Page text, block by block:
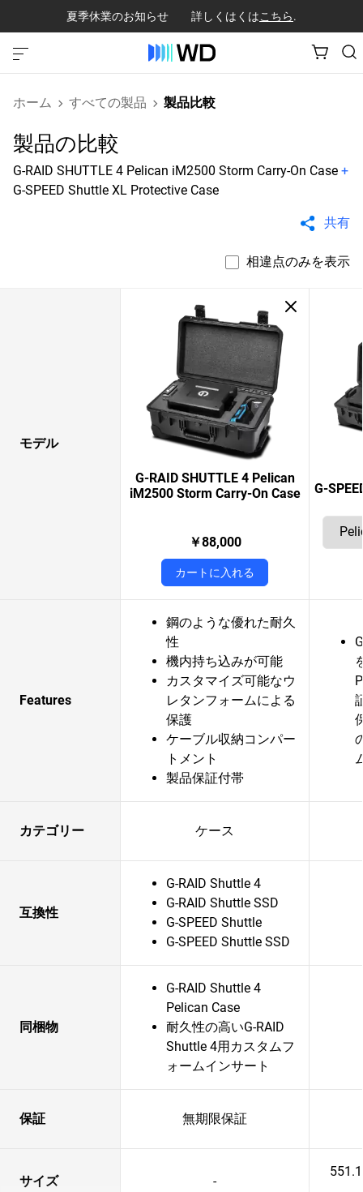
夏季休業のお知らせ 詳しくはくはこちら.
ホーム すべての製品 製品比較
製品の比較
G-RAID SHUTTLE 4 Pelican iM2500 Storm Carry-On Case +
G-SPEED Shuttle XL Protective Case
共有
相違点のみを表示
モデル
G-RAID SHUTTLE 4 Pelican
iM2500 Storm Carry-On Case
￥88,000
カートに入れる
G-
Features
鋼のような優れた耐久
性
機内持ち込みが可能
カスタマイズ可能なウ
レタンフォームによる
保護
ケーブル収納コンパー
トメント
製品保証付帯
カテゴリー ケース
互換性
G-RAID Shuttle 4
G-RAID Shuttle SSD
G-SPEED Shuttle
G-SPEED Shuttle SSD
同梱物
G-RAID Shuttle 4
Pelican Case
耐久性の高いG-RAID
Shuttle 4用カスタムフ
ォームインサート
保証 無期限保証
サイズ -